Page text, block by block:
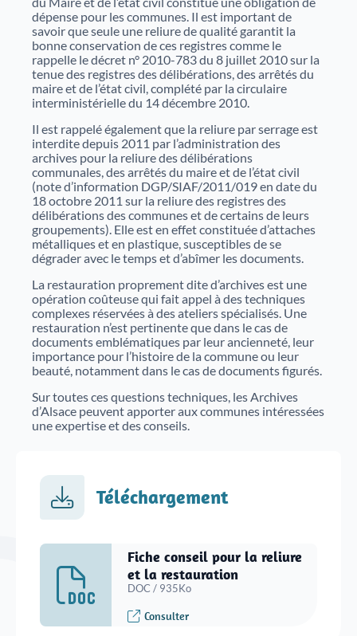
dépense pour les communes. Il est important de
savoir que seule une reliure de qualité garantit la
bonne conservation de ces registres comme le
rappelle le décret n° 2010-783 du 8 juillet 2010 sur la
tenue des registres des délibérations, des arrêtés du
maire et de l’état civil, complété par la circulaire
interministérielle du 14 décembre 2010.
Il est rappelé également que la reliure par serrage est
interdite depuis 2011 par l’administration des
archives pour la reliure des délibérations
communales, des arrêtés du maire et de l’état civil
(note d’information DGP/SIAF/2011/019 en date du
18 octobre 2011 sur la reliure des registres des
délibérations des communes et de certains de leurs
groupements). Elle est en effet constituée d’attaches
métalliques et en plastique, susceptibles de se
dégrader avec le temps et d’abîmer les documents.
La restauration proprement dite d’archives est une
opération coûteuse qui fait appel à des techniques
complexes réservées à des ateliers spécialisés. Une
restauration n’est pertinente que dans le cas de
documents emblématiques par leur ancienneté, leur
importance pour l’histoire de la commune ou leur
beauté, notamment dans le cas de documents figurés.
Sur toutes ces questions techniques, les Archives
d’Alsace peuvent apporter aux communes intéressées
une expertise et des conseils.
Téléchargement
Fiche conseil pour la reliure
et la restauration
DOC / 935Ko
Consulter